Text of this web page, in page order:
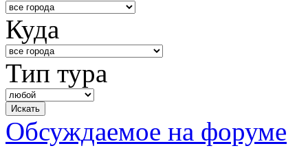
Куда
Тип тура
Обсуждаемое на форуме